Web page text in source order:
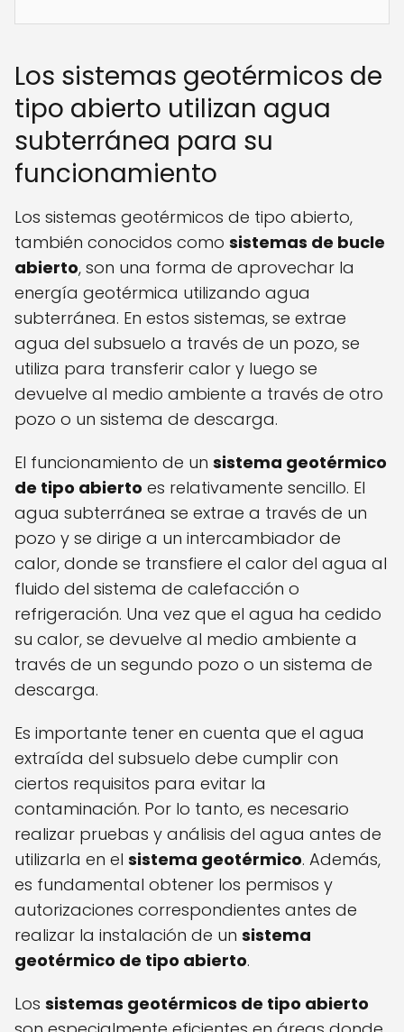
Los sistemas geotérmicos de
tipo abierto utilizan agua
subterránea para su
funcionamiento
Los sistemas geotérmicos de tipo abierto,
también conocidos como sistemas de bucle
abierto, son una forma de aprovechar la
energía geotérmica utilizando agua
subterránea. En estos sistemas, se extrae
agua del subsuelo a través de un pozo, se
utiliza para transferir calor y luego se
devuelve al medio ambiente a través de otro
pozo o un sistema de descarga.
El funcionamiento de un sistema geotérmico
de tipo abierto es relativamente sencillo. El
agua subterránea se extrae a través de un
pozo y se dirige a un intercambiador de
calor, donde se transfiere el calor del agua al
fluido del sistema de calefacción o
refrigeración. Una vez que el agua ha cedido
su calor, se devuelve al medio ambiente a
través de un segundo pozo o un sistema de
descarga.
Es importante tener en cuenta que el agua
extraída del subsuelo debe cumplir con
ciertos requisitos para evitar la
contaminación. Por lo tanto, es necesario
realizar pruebas y análisis del agua antes de
utilizarla en el sistema geotérmico. Además,
es fundamental obtener los permisos y
autorizaciones correspondientes antes de
realizar la instalación de un sistema
geotérmico de tipo abierto.
Los sistemas geotérmicos de tipo abierto